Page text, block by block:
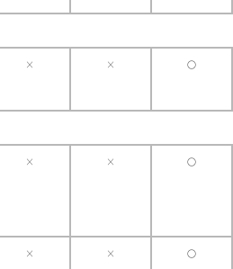
× × 〇
× × 〇
× × 〇